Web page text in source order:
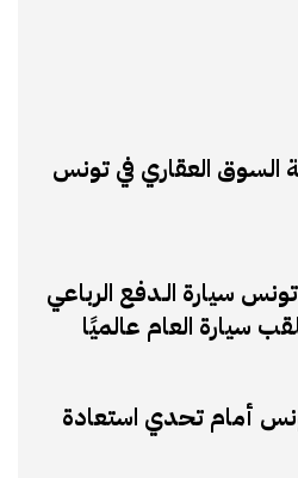
العقاري في تونس
سيارة الـدفع الرباعي
أمام تحدي استعادة